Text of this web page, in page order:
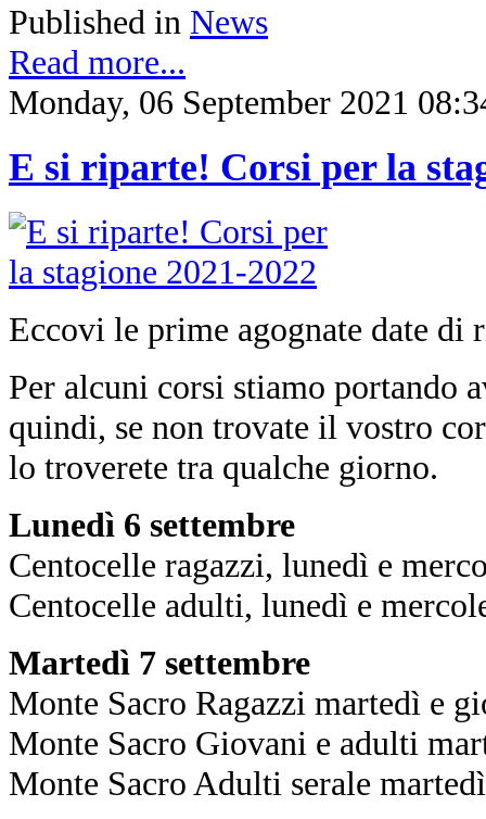
Published in News
Read more...
Monday, 06 September 2021
E si riparte! Corsi per la
Eccovi le prime agognate date di
Per alcuni corsi stiamo portando
quindi, se non trovate il vostro
lo troverete tra qualche giorno.
Lunedì 6 settembre
Centocelle ragazzi, lunedì e
Centocelle adulti, lunedì e
Martedì 7 settembre
Monte Sacro Ragazzi martedì e
Monte Sacro Giovani e adulti
Monte Sacro Adulti serale